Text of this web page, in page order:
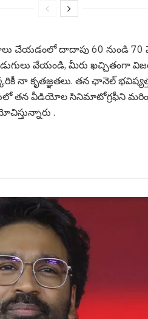
చేయడంలో దాదాపు 60 నుండి 70
వేయండి, మీరు ఖచ్చితంగా
నా కృతజ్ఞతలు. తన ఛానెల్
తన వీడియోల సినిమాటోగ్రఫీని
.